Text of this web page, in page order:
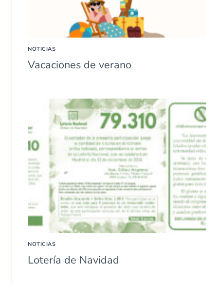
NOTICIAS
Vacaciones de verano
NOTICIAS
Lotería de Navidad